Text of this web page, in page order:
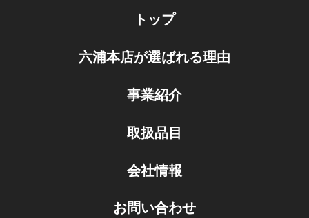
トップ
六浦本店が選ばれる理由
事業紹介
取扱品目
会社情報
お問い合わせ